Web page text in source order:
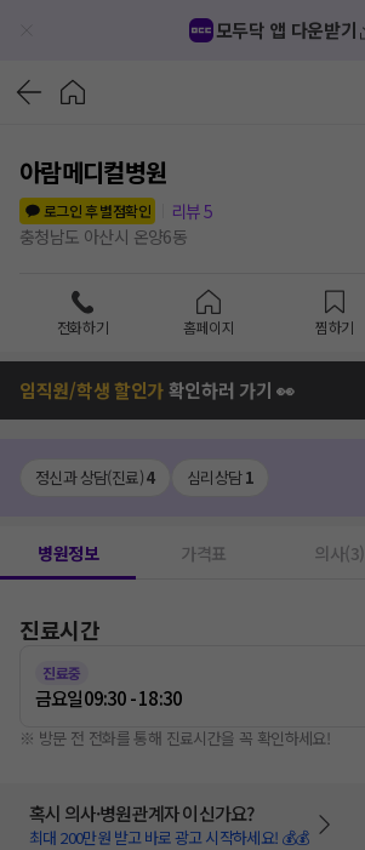
모두닥 앱 다운받기
아람메디컬병원
로그인 후 별점확인
리뷰5
충청남도 아산시 온양6동
전화하기 홈페이지 찜하기
임직원/학생 할인가확인하러 가기 👀
정신과 상담(진료)4 심리상담1
병원정보 가격표 의사(3)
진료시간
진료중
금요일09:30 - 18:30
※ 방문 전 전화를 통해 진료시간을 꼭 확인하세요!
혹시 의사·병원관계자 이신가요?
최대 200만원 받고 바로 광고 시작하세요! 💰💰